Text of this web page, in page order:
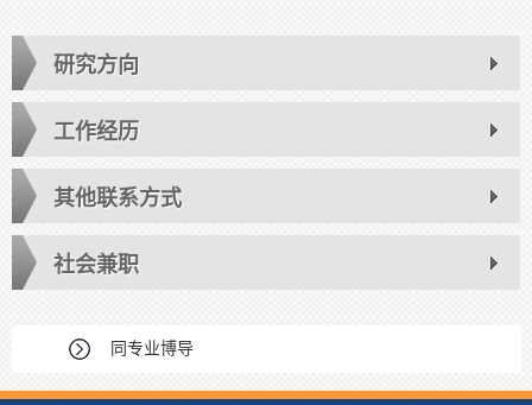
研究方向
工作经历
其他联系方式
社会兼职
同专业博导